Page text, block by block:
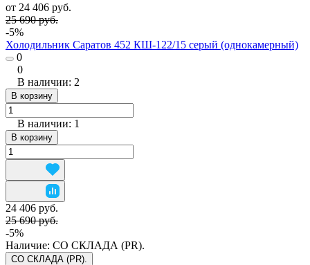
от 24 406 руб.
25 690 руб.
-5%
Холодильник Саратов 452 КШ-122/15 серый (однокамерный)
0
0
В наличии: 2
В корзину
В наличии: 1
В корзину
24 406 руб.
25 690 руб.
-5%
Наличие: СО СКЛАДА (PR).
СО СКЛАДА (PR).